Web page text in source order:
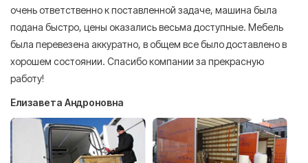
очень ответственно к поставленной задаче, машина была
подана быстро, цены оказались весьма доступные. Мебель
была перевезена аккуратно, в общем все было доставлено в
хорошем состоянии. Спасибо компании за прекрасную
работу!
Елизавета Андроновна